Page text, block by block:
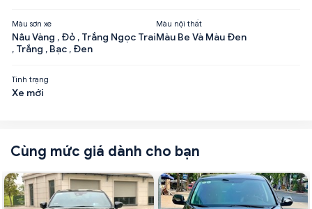
Màu sơn xe
Nâu Vàng , Đỏ , Trắng Ngọc Trai
, Trắng , Bạc , Đen
Màu nội thất
Màu Be Và Màu Đen
Tình trạng
Xe mới
Cùng mức giá dành cho bạn